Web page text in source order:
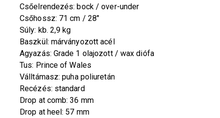
Csőelrendezés: bock / over-under
Csőhossz: 71 cm / 28″
Súly: kb. 2,9 kg
Baszkül: márványozott acél
Agyazás: Grade 1 olajozott / wax diófa
Tus: Prince of Wales
Válltámasz: puha poliuretán
Recézés: standard
Drop at comb: 36 mm
Drop at heel: 57 mm